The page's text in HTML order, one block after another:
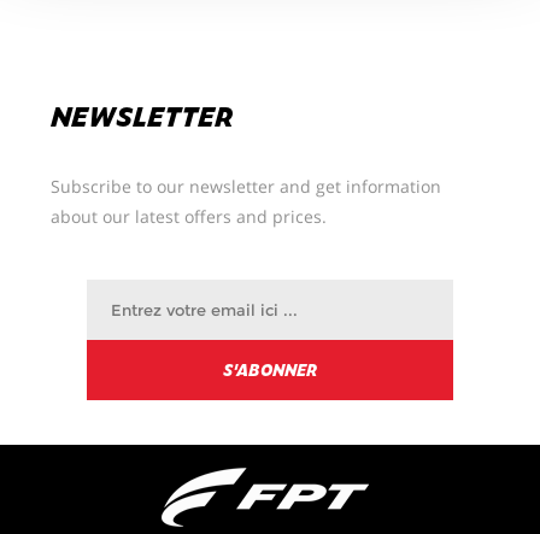
NEWSLETTER
Subscribe to our newsletter and get information
about our latest offers and prices.